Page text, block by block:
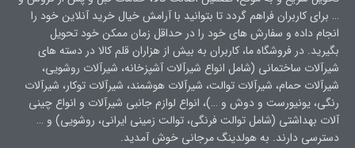
… برای کاربران فراهم گردد تا بتوانید با آرامش خیال خرید آنلاین خود را
انجام داده و سفارش های خود را در حداقل زمان ممکن خود تحویل
بگیرید. در فروشگاه ما، کاربران به بیش از هزاران قلم کالا در دسته های
شیرآلات ساختمانی (شامل انواع شیرآلات آشپزخانه، شیرآلات روشویی،
شیرآلات حمام، شیرآلات توالت، شیرآلات هوشمند، شیرآلات توکار، شیرآلات
رنگی، یونیورست و دوش و …)، انواع لوازم جانبی شیرآلات و انواع چینی
آلات بهداشتی (شامل توالت فرنگی، توالت زمینی ایرانی، روشویی) و …
دسترسی دارند. به هولدینگ مرجانی خوش آمدید.